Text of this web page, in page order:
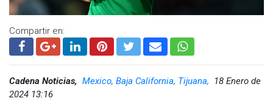
Compartir en:
Cadena Noticias, Mexico, Baja California, Tijuana,
18 Enero de
2024 13:16